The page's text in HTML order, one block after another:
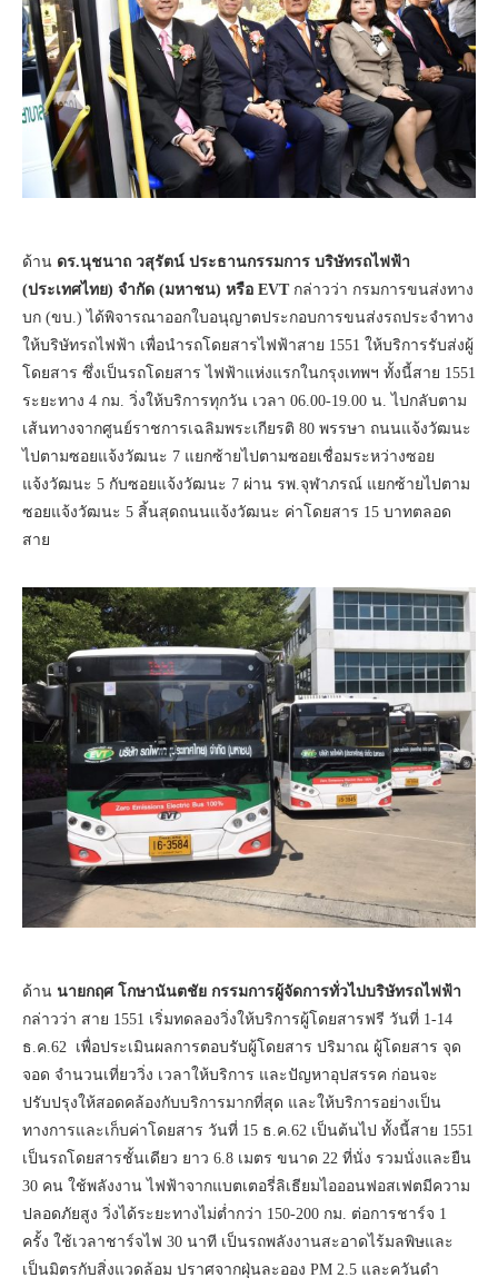
ด้าน ดร.นุชนาถ วสุรัตน์ ประธานกรรมการ บริษัทรถไฟฟ้า
(ประเทศไทย) จำกัด (มหาชน) หรือ EVTกล่าวว่า กรมการขนส่งทาง
บก (ขบ.) ได้พิจารณาออกใบอนุญาตประกอบการขนส่งรถประจำทาง
ให้บริษัทรถไฟฟ้า เพื่อนำรถโดยสารไฟฟ้าสาย 1551 ให้บริการรับส่งผู้
โดยสาร ซึ่งเป็นรถโดยสาร ไฟฟ้าแห่งแรกในกรุงเทพฯ ทั้งนี้สาย 1551
ระยะทาง 4 กม. วิ่งให้บริการทุกวัน เวลา 06.00-19.00 น. ไปกลับตาม
เส้นทางจากศูนย์ราชการเฉลิมพระเกียรติ 80 พรรษา ถนนแจ้งวัฒนะ
ไปตามซอยแจ้งวัฒนะ 7 แยกซ้ายไปตามซอยเชื่อมระหว่างซอย
แจ้งวัฒนะ 5 กับซอยแจ้งวัฒนะ 7 ผ่าน รพ.จุฬาภรณ์ แยกซ้ายไปตาม
ซอยแจ้งวัฒนะ 5 สิ้นสุดถนนแจ้งวัฒนะ ค่าโดยสาร 15 บาทตลอด
สาย
ด้าน นายกฤศ โกษานันตชัย กรรมการผู้จัดการทั่วไปบริษัทรถไฟฟ้า
กล่าวว่า สาย 1551 เริ่มทดลองวิ่งให้บริการผู้โดยสารฟรี วันที่ 1-14
ธ.ค.62 เพื่อประเมินผลการตอบรับผู้โดยสาร ปริมาณ ผู้โดยสาร จุด
จอด จำนวนเที่ยววิ่ง เวลาให้บริการ และปัญหาอุปสรรค ก่อนจะ
ปรับปรุงให้สอดคล้องกับบริการมากที่สุด และให้บริการอย่างเป็น
ทางการและเก็บค่าโดยสาร วันที่ 15 ธ.ค.62 เป็นต้นไป ทั้งนี้สาย 1551
เป็นรถโดยสารชั้นเดียว ยาว 6.8 เมตร ขนาด 22 ที่นั่ง รวมนั่งและยืน
30 คน ใช้พลังงาน ไฟฟ้าจากแบตเตอรี่ลิเธียมไอออนฟอสเฟตมีความ
ปลอดภัยสูง วิ่งได้ระยะทางไม่ต่ำกว่า 150-200 กม. ต่อการชาร์จ 1
ครั้ง ใช้เวลาชาร์จไฟ 30 นาที เป็นรถพลังงานสะอาดไร้มลพิษและ
เป็นมิตรกับสิ่งแวดล้อม ปราศจากฝุ่นละออง PM 2.5 และควันดำ